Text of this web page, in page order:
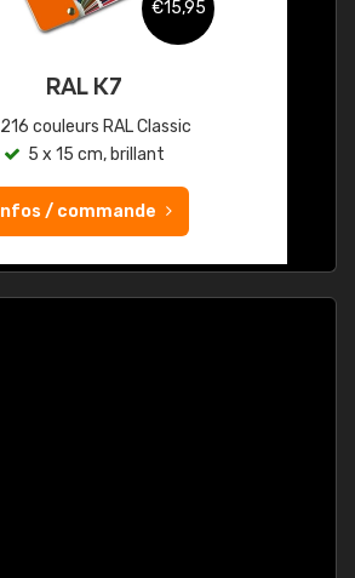
€15,95
RAL K7
216 couleurs RAL Classic
5 x 15 cm, brillant
Infos / commande